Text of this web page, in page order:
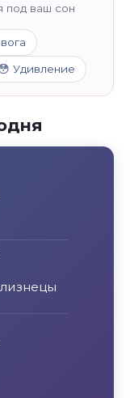
под ваш сон
Удивление